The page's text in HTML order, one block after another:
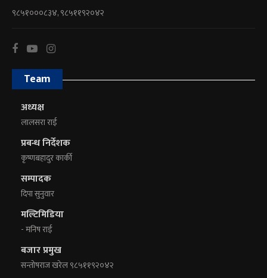
९८५१०००८३४, ९८५११९२०४२
Team
अध्यक्ष
लालसरा राई
प्रबन्ध निर्देशक
कृष्णबहादुर कार्की
सम्पादक
दिपा सुनुवार
मल्टिमिडिया
- मनिष राई
बजार प्रमुख
सन्तोषराज खरेल ९८५११९२०४२